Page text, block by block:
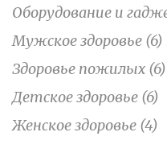
Оборудование и
Мужское здоровье (6)
Здоровье пожилых (6)
Детское здоровье (6)
Женское здоровье (4)